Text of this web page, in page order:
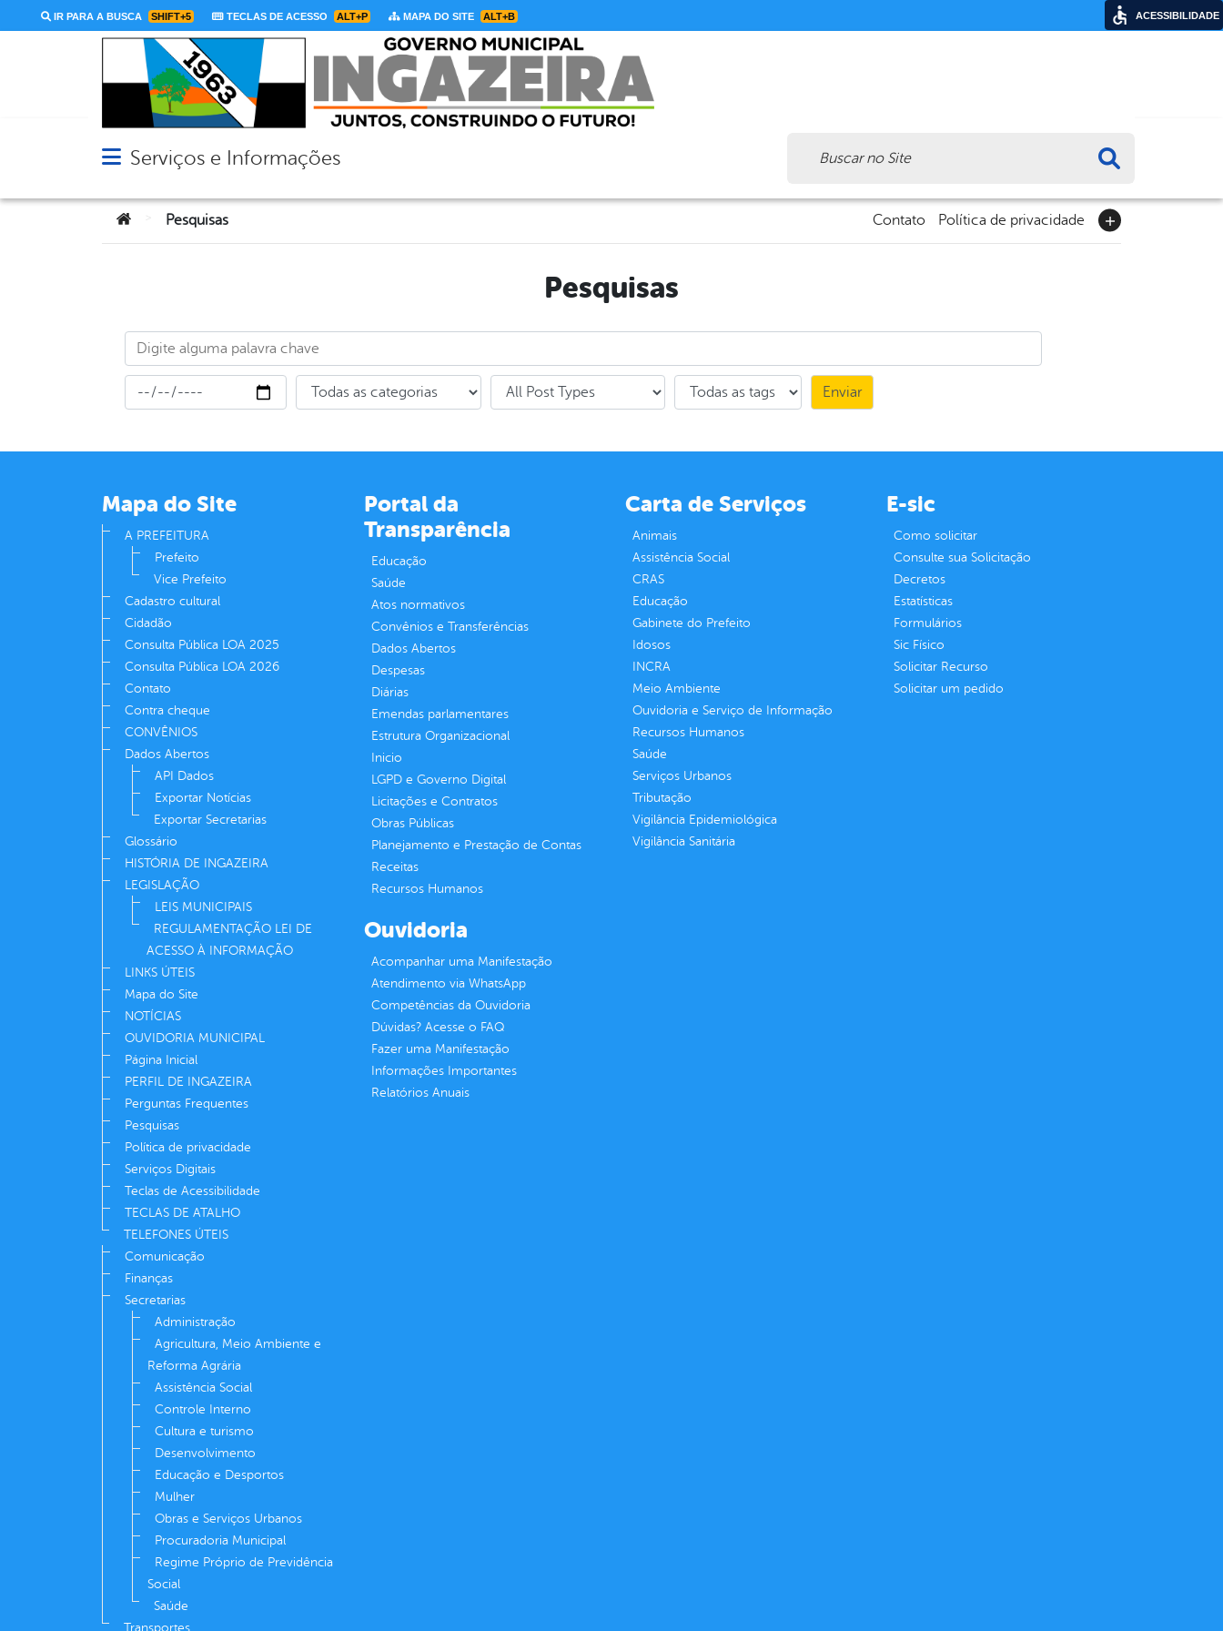
IR PARA A BUSCA SHIFT+5 TECLAS DE ACESSO ALT+P MAPA DO SITE ALT+B
Abrir menu principal de navegação
Serviços e Informações
Você está aqui:
Pesquisas Contato Política de privacidade
Pesquisas
Mapa do Site
A PREFEITURA
Prefeito
Vice Prefeito
Cadastro cultural
Cidadão
Consulta Pública LOA 2025
Consulta Pública LOA 2026
Contato
Contra cheque
CONVÊNIOS
Dados Abertos
API Dados
Exportar Notícias
Exportar Secretarias
Glossário
HISTÓRIA DE INGAZEIRA
LEGISLAÇÃO
LEIS MUNICIPAIS
REGULAMENTAÇÃO LEI DE
ACESSO À INFORMAÇÃO
LINKS ÚTEIS
Mapa do Site
NOTÍCIAS
OUVIDORIA MUNICIPAL
Página Inicial
PERFIL DE INGAZEIRA
Perguntas Frequentes
Pesquisas
Política de privacidade
Serviços Digitais
Teclas de Acessibilidade
TECLAS DE ATALHO
TELEFONES ÚTEIS
Comunicação
Finanças
Secretarias
Administração
Agricultura, Meio Ambiente e
Reforma Agrária
Assistência Social
Controle Interno
Cultura e turismo
Desenvolvimento
Educação e Desportos
Mulher
Obras e Serviços Urbanos
Procuradoria Municipal
Regime Próprio de Previdência
Social
Saúde
Transportes
Portal da
Transparência
Educação
Saúde
Atos normativos
Convênios e Transferências
Dados Abertos
Despesas
Diárias
Emendas parlamentares
Estrutura Organizacional
Inicio
LGPD e Governo Digital
Licitações e Contratos
Obras Públicas
Planejamento e Prestação de Contas
Receitas
Recursos Humanos
Carta de Serviços
Animais
Assistência Social
CRAS
Educação
Gabinete do Prefeito
Idosos
INCRA
Meio Ambiente
Ouvidoria e Serviço de Informação
Recursos Humanos
Saúde
Serviços Urbanos
Tributação
Vigilância Epidemiológica
Vigilância Sanitária
E-sic
Como solicitar
Consulte sua Solicitação
Decretos
Estatísticas
Formulários
Sic Físico
Solicitar Recurso
Solicitar um pedido
Ouvidoria
Acompanhar uma Manifestação
Atendimento via WhatsApp
Competências da Ouvidoria
Dúvidas? Acesse o FAQ
Fazer uma Manifestação
Informações Importantes
Relatórios Anuais
ACESSIBILIDADE